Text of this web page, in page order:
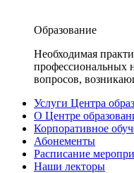
Образование
Необходимая
профессиональных
вопросов,
Услуги Центра
О Центре
Корпоративное
Абонементы
Расписание
Наши лекторы